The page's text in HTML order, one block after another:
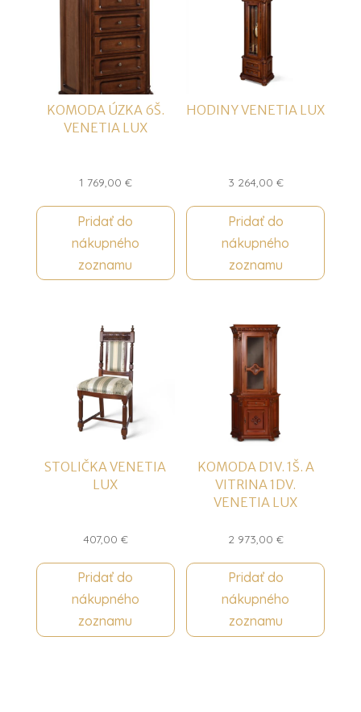
KOMODA ÚZKA 6Š.
VENETIA LUX
1 769,00 €
Pridať do
nákupného
zoznamu
HODINY VENETIA LUX
3 264,00 €
Pridať do
nákupného
zoznamu
STOLIČKA VENETIA
LUX
407,00 €
Pridať do
nákupného
zoznamu
KOMODA D1V. 1Š. A
VITRINA 1DV.
VENETIA LUX
2 973,00 €
Pridať do
nákupného
zoznamu